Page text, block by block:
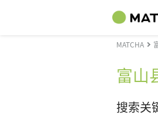
MATCHA
富山
搜索关